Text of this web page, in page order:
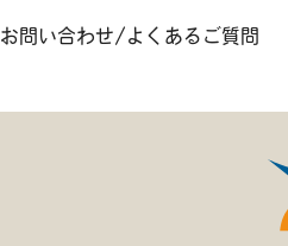
お問い合わせ/よくあるご質問